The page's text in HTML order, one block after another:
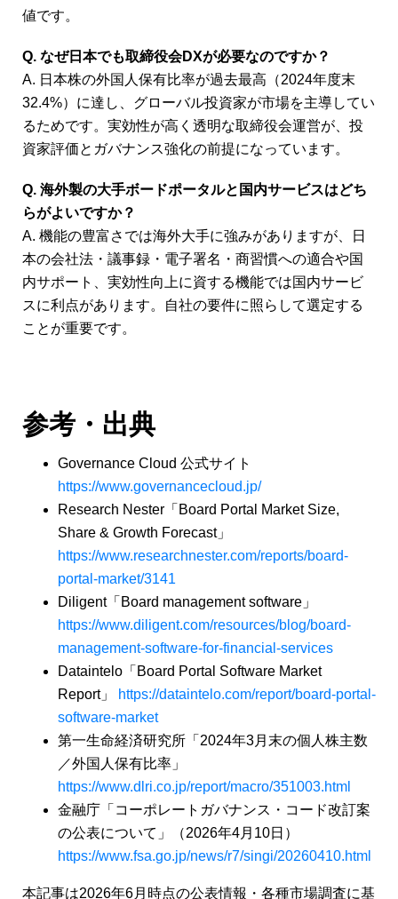
値です。
Q. なぜ日本でも取締役会DXが必要なのですか？
A. 日本株の外国人保有比率が過去最高（2024年度末
32.4%）に達し、グローバル投資家が市場を主導してい
るためです。実効性が高く透明な取締役会運営が、投
資家評価とガバナンス強化の前提になっています。
Q. 海外製の大手ボードポータルと国内サービスはどち
らがよいですか？
A. 機能の豊富さでは海外大手に強みがありますが、日
本の会社法・議事録・電子署名・商習慣への適合や国
内サポート、実効性向上に資する機能では国内サービ
スに利点があります。自社の要件に照らして選定する
ことが重要です。
参考・出典
Governance Cloud 公式サイト
https://www.governancecloud.jp/
Research Nester「Board Portal Market Size,
Share & Growth Forecast」
https://www.researchnester.com/reports/board-
portal-market/3141
Diligent「Board management software」
https://www.diligent.com/resources/blog/board-
management-software-for-financial-services
Dataintelo「Board Portal Software Market
Report」
https://dataintelo.com/report/board-portal-
software-market
第一生命経済研究所「2024年3月末の個人株主数
／外国人保有比率」
https://www.dlri.co.jp/report/macro/351003.html
金融庁「コーポレートガバナンス・コード改訂案
の公表について」（2026年4月10日）
https://www.fsa.go.jp/news/r7/singi/20260410.html
本記事は2026年6月時点の公表情報・各種市場調査に基